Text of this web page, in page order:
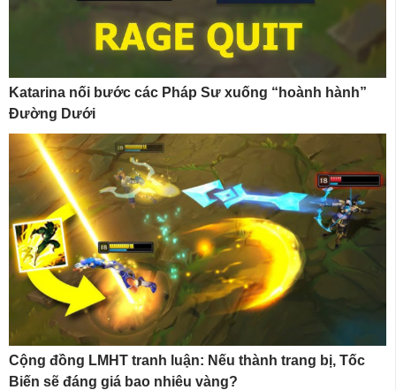
Katarina nối bước các Pháp Sư xuống “hoành hành”
Đường Dưới
Cộng đồng LMHT tranh luận: Nếu thành trang bị, Tốc
Biến sẽ đáng giá bao nhiêu vàng?